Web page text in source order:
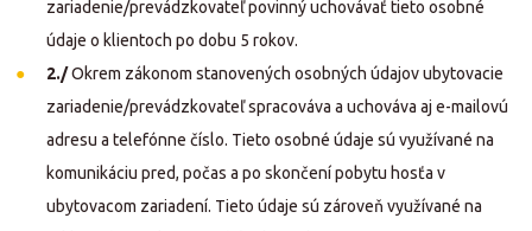
zariadenie/prevádzkovateľ povinný uchovávať tieto osobné
údaje o klientoch po dobu 5 rokov.
2./Okrem zákonom stanovených osobných údajov ubytovacie
zariadenie/prevádzkovateľ spracováva a uchováva aj e-mailovú
adresu a telefónne číslo. Tieto osobné údaje sú využívané na
komunikáciu pred, počas a po skončení pobytu hosťa v
ubytovacom zariadení. Tieto údaje sú zároveň využívané na